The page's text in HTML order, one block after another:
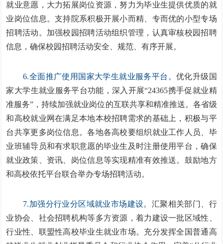
就业意愿，大力拓展岗位资源，努力为毕业生提供优质的就
业岗位信息。支持院系积极开展小而精、专而优的小型专场
招聘活动。加强校园招聘活动组织管理，认真审核校园招聘
信息，确保校园招聘活动安全、规范、有序开展。
6.全面推广使用国家大学生就业服务平台。 优化升级国
家大学生就业服务平台功能，深入开展“24365携手促就业精
准服务”，持续加强就业岗位的互联共享和精准推送。各省级
和高校就业网在满足本地本校招聘需求的基础上，积极与平
台共享更多岗位信息。各地各高校要组织就业工作人员、毕
业班辅导员和有求职意愿的毕业生及时注册使用平台，确保
就业政策、资讯、岗位信息等实现精准有效推送。鼓励地方
和高校依托平台联合举办专场招聘活动。
7.加强分行业分区域就业市场建设。 汇聚相关部门、行
业协会、社会招聘机构等多方资源，着力建设一批区域性、
行业性、联盟性高校毕业生就业市场。充分发挥全国普通高